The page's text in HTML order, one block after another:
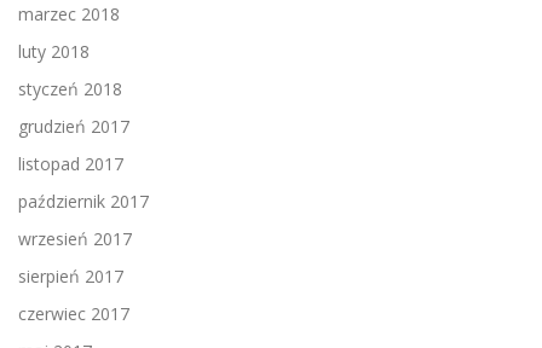
marzec 2018
luty 2018
styczeń 2018
grudzień 2017
listopad 2017
październik 2017
wrzesień 2017
sierpień 2017
czerwiec 2017